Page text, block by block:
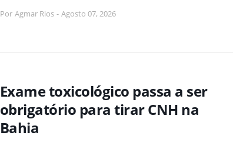
Por Agmar Rios - Agosto 07, 2026
Exame toxicológico passa a ser
obrigatório para tirar CNH na
Bahia